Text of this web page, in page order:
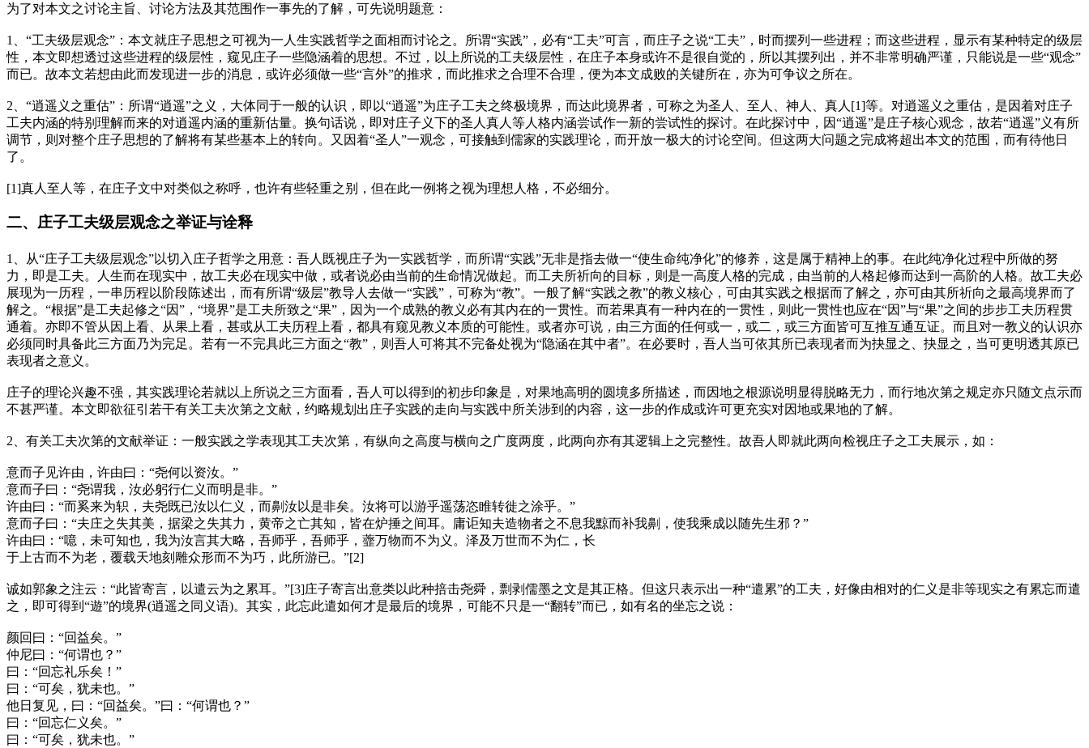
为了对本文之讨论主旨、讨论方法及其范围作一事先的了解，可先说明题意：
1、“工夫级层观念”：本文就庄子思想之可视为一人生实践哲学之面相而讨论之。所谓“实践”，必有“工夫”可言，而庄子之说“工夫”，时而摆列一些进程；而这些进程，显示有某种特定的级层
性，本文即想透过这些进程的级层性，窥见庄子一些隐涵着的思想。不过，以上所说的工夫级层性，在庄子本身或许不是很自觉的，所以其摆列出，并不非常明确严谨，只能说是一些“观念”
而已。故本文若想由此而发现进一步的消息，或许必须做一些“言外”的推求，而此推求之合理不合理，便为本文成败的关键所在，亦为可争议之所在。
2、“逍遥义之重估”：所谓“逍遥”之义，大体同于一般的认识，即以“逍遥”为庄子工夫之终极境界，而达此境界者，可称之为圣人、至人、神人、真人[1]等。对逍遥义之重估，是因着对庄子
工夫内涵的特别理解而来的对逍遥内涵的重新估量。换句话说，即对庄子义下的圣人真人等人格内涵尝试作一新的尝试性的探讨。在此探讨中，因“逍遥”是庄子核心观念，故若“逍遥”义有所
调节，则对整个庄子思想的了解将有某些基本上的转向。又因着“圣人”一观念，可接触到儒家的实践理论，而开放一极大的讨论空间。但这两大问题之完成将超出本文的范围，而有待他日
了。
[1]真人至人等，在庄子文中对类似之称呼，也许有些轻重之别，但在此一例将之视为理想人格，不必细分。
二、庄子工夫级层观念之举证与诠释
1、从“庄子工夫级层观念”以切入庄子哲学之用意：吾人既视庄子为一实践哲学，而所谓“实践”无非是指去做一“使生命纯净化”的修养，这是属于精神上的事。在此纯净化过程中所做的努
力，即是工夫。人生而在现实中，故工夫必在现实中做，或者说必由当前的生命情况做起。而工夫所祈向的目标，则是一高度人格的完成，由当前的人格起修而达到一高阶的人格。故工夫必
展现为一历程，一串历程以阶段陈述出，而有所谓“级层”教导人去做一“实践”，可称为“教”。一般了解“实践之教”的教义核心，可由其实践之根据而了解之，亦可由其所祈向之最高境界而了
解之。“根据”是工夫起修之“因”，“境界”是工夫所致之“果”，因为一个成熟的教义必有其内在的一贯性。而若果真有一种内在的一贯性，则此一贯性也应在“因”与“果”之间的步步工夫历程贯
通着。亦即不管从因上看、从果上看，甚或从工夫历程上看，都具有窥见教义本质的可能性。或者亦可说，由三方面的任何或一，或二，或三方面皆可互推互通互证。而且对一教义的认识亦
必须同时具备此三方面乃为完足。若有一不完具此三方面之“教”，则吾人可将其不完备处视为“隐涵在其中者”。在必要时，吾人当可依其所已表现者而为抉显之、抉显之，当可更明透其原已
表现者之意义。
庄子的理论兴趣不强，其实践理论若就以上所说之三方面看，吾人可以得到的初步印象是，对果地高明的圆境多所描述，而因地之根源说明显得脱略无力，而行地次第之规定亦只随文点示而
不甚严谨。本文即欲征引若干有关工夫次第之文献，约略规划出庄子实践的走向与实践中所关涉到的内容，这一步的作成或许可更充实对因地或果地的了解。
2、有关工夫次第的文献举证：一般实践之学表现其工夫次第，有纵向之高度与横向之广度两度，此两向亦有其逻辑上之完整性。故吾人即就此两向检视庄子之工夫展示，如：
意而子见许由，许由曰：“尧何以资汝。”
意而子曰：“尧谓我，汝必躬行仁义而明是非。”
许由曰：“而奚来为轵，夫尧既已汝以仁义，而劓汝以是非矣。汝将可以游乎遥荡恣睢转徙之涂乎。”
意而子曰：“夫庄之失其美，据梁之失其力，黄帝之亡其知，皆在炉捶之间耳。庸讵知夫造物者之不息我黥而补我劓，使我乘成以随先生邪？”
许由曰：“噫，未可知也，我为汝言其大略，吾师乎，吾师乎，虀万物而不为义。泽及万世而不为仁，长
于上古而不为老，覆载天地刻雕众形而不为巧，此所游已。”[2]
诚如郭象之注云：“此皆寄言，以遣云为之累耳。”[3]庄子寄言出意类以此种掊击尧舜，剽剥儒墨之文是其正格。但这只表示出一种“遣累”的工夫，好像由相对的仁义是非等现实之有累忘而遣
之，即可得到“遊”的境界(逍遥之同义语)。其实，此忘此遣如何才是最后的境界，可能不只是一“翻转”而已，如有名的坐忘之说：
颜回曰：“回益矣。”
仲尼曰：“何谓也？”
曰：“回忘礼乐矣！”
曰：“可矣，犹未也。”
他日复见，曰：“回益矣。”曰：“何谓也？”
曰：“回忘仁义矣。”
曰：“可矣，犹未也。”